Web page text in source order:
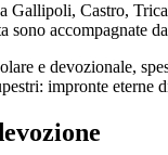
Gallipoli, Castro,
accompagnate
e devozionale,
impronte